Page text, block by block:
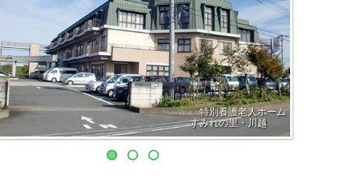
特別養護老人ホーム
すみれの里・川越